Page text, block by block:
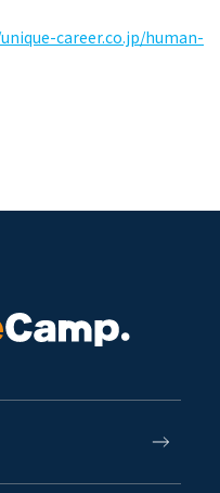
career.co.jp/human-